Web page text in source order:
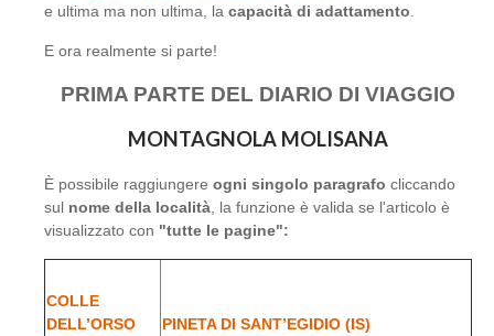
e ultima ma non ultima, la capacità di adattamento
E ora realmente si parte!
PRIMA PARTE DEL DIARIO DI VIAGGIO
MONTAGNOLA MOLISANA
È possibile raggiungere ogni singolo paragrafo cliccando
sul nome della località , la funzione è valida se l'articolo è
visualizzato con "tutte le pagine":
COLLE
DELL’ORSO
PINETA DI SANT’EGIDIO (IS)